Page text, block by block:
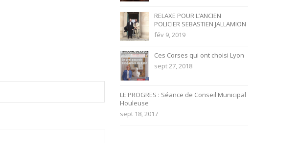
RELAXE POUR L’ANCIEN
POLICIER SEBASTIEN JALLAMION
fév 9, 2019
Ces Corses qui ont choisi Lyon
sept 27, 2018
LE PROGRES : Séance de Conseil Municipal
Houleuse
sept 18, 2017